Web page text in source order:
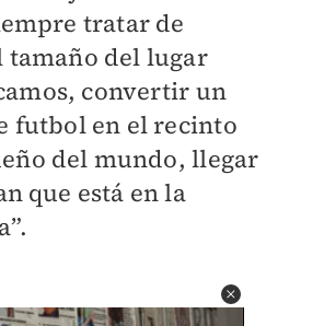
tratar de
del lugar
convertir un
futbol en el recinto
del mundo, llegar
que está en la